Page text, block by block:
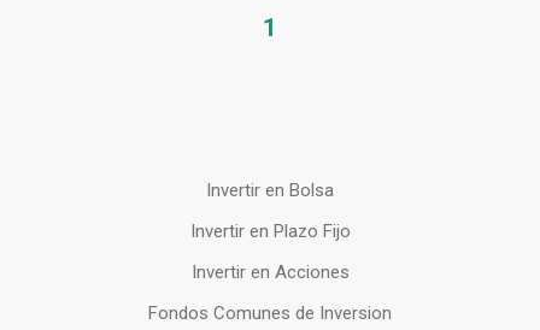
1
Invertir en Bolsa
Invertir en Plazo Fijo
Invertir en Acciones
Fondos Comunes de Inversion